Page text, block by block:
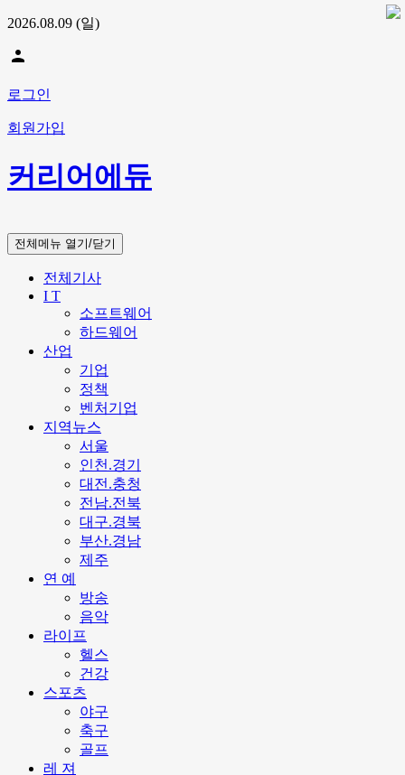
2026.08.09 (일)
person
로그인
회원가입
커리어에듀
전체메뉴 열기/닫기
전체기사
I T
소프트웨어
하드웨어
산업
기업
정책
벤처기업
지역뉴스
서울
인천.경기
대전.충청
전남.전북
대구.경북
부산.경남
제주
연 예
방송
음악
라이프
헬스
건강
스포츠
야구
축구
골프
레 져